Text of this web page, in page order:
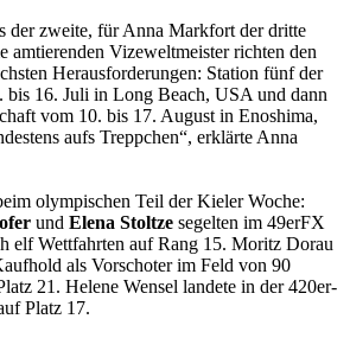
der zweite, für Anna Markfort der dritte
amtierenden Vizeweltmeister richten den
Herausforderungen: Station fünf der
bis 16. Juli in Long Beach, USA und dann
vom 10. bis 17. August in Enoshima,
aufs Treppchen“, erklärte Anna
olympischen Teil der Kieler Woche:
und Elena Stoltze segelten im 49erFX
elf Wettfahrten auf Rang 15. Moritz Dorau
als Vorschoter im Feld von 90
21. Helene Wensel landete in der 420er-
Platz 17.